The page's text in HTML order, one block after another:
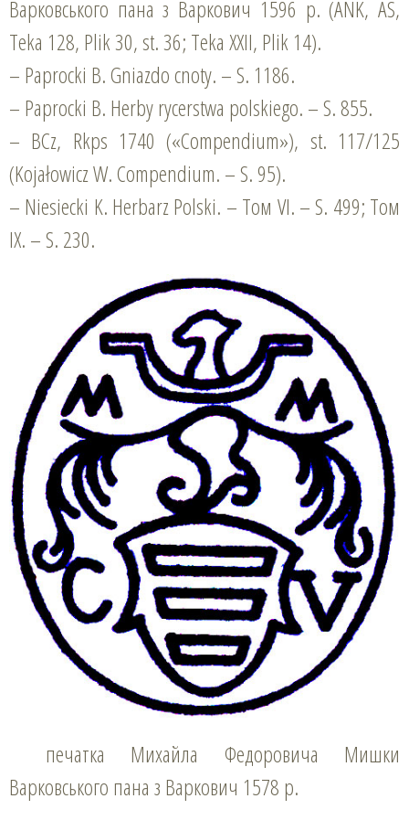
Варковського пана з Варкович 1596 р. (ANK, AS,
Teka 128, Plik 30, st. 36; Teka ХХІІ, Plik 14).
– Paprocki B. Gniazdo cnoty. – S. 1186.
– Paprocki B. Herby rycerstwa polskiego. – S. 855.
– BCz, Rkps 1740 («Compendium»), st. 117/125
(Kojałowicz W. Сompendium. – S. 95).
– Niesiecki K. Herbarz Polski. – Том VІ. – S. 499; Том
ІХ. – S. 230.
печатка Михайла Федоровича Мишки
Варковського пана з Варкович 1578 р.